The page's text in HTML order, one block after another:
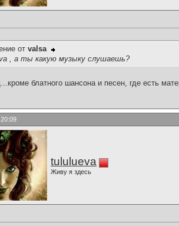
от valsa
, а ты какую музыку слушаешь?
блатного шансона и песен, где есть
tululueva
Живу я здесь